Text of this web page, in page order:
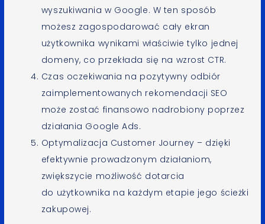
wyszukiwania w Google. W ten sposób
możesz zagospodarować cały ekran
użytkownika wynikami właściwie tylko jednej
domeny, co przekłada się na wzrost CTR.
Czas oczekiwania na pozytywny odbiór
zaimplementowanych rekomendacji SEO
może zostać finansowo nadrobiony poprzez
działania Google Ads.
Optymalizacja Customer Journey – dzięki
efektywnie prowadzonym działaniom,
zwiększycie możliwość dotarcia
do użytkownika na każdym etapie jego ścieżki
zakupowej.